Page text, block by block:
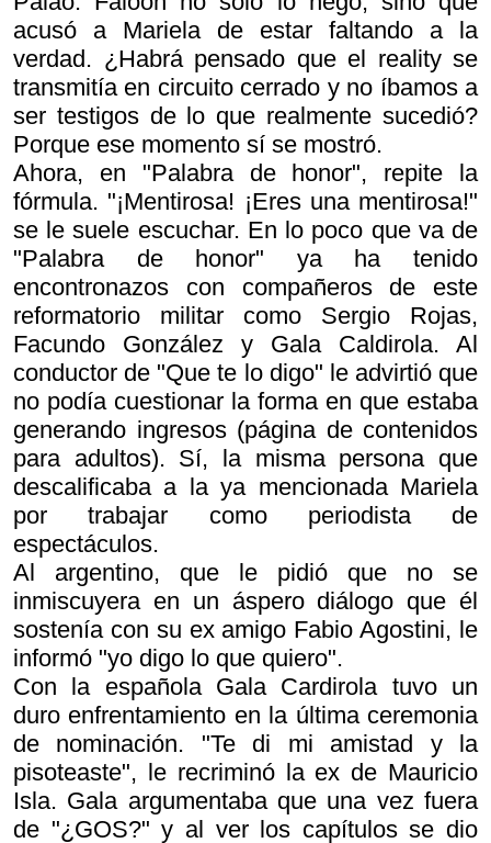
acusó a Mariela de estar faltando a la
verdad. ¿Habrá pensado que el reality se
transmitía en circuito cerrado y no íbamos a
ser testigos de lo que realmente sucedió?
Porque ese momento sí se mostró.
Ahora, en "Palabra de honor", repite la
fórmula. "¡Mentirosa! ¡Eres una mentirosa!"
se le suele escuchar. En lo poco que va de
"Palabra de honor" ya ha tenido
encontronazos con compañeros de este
reformatorio militar como Sergio Rojas,
Facundo González y Gala Caldirola. Al
conductor de "Que te lo digo" le advirtió que
no podía cuestionar la forma en que estaba
generando ingresos (página de contenidos
para adultos). Sí, la misma persona que
descalificaba a la ya mencionada Mariela
por trabajar como periodista de
espectáculos.
Al argentino, que le pidió que no se
inmiscuyera en un áspero diálogo que él
sostenía con su ex amigo Fabio Agostini, le
informó "yo digo lo que quiero".
Con la española Gala Cardirola tuvo un
duro enfrentamiento en la última ceremonia
de nominación. "Te di mi amistad y la
pisoteaste", le recriminó la ex de Mauricio
Isla. Gala argumentaba que una vez fuera
de "¿GOS?" y al ver los capítulos se dio